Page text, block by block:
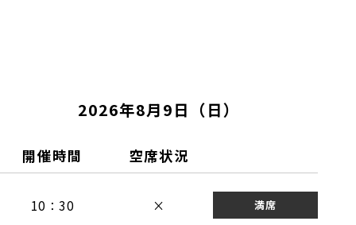
2026年8月9日（日）
開催時間 空席状況
10：30 × 満席